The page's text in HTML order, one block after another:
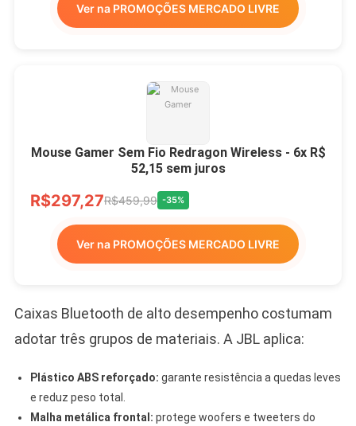
Ver na PROMOÇÕES MERCADO LIVRE
Mouse Gamer Sem Fio Redragon Wireless - 6x R$
52,15 sem juros
R$297,27R$459,99 -35%
Ver na PROMOÇÕES MERCADO LIVRE
Caixas Bluetooth de alto desempenho costumam
adotar três grupos de materiais. A JBL aplica:
Plástico ABS reforçado: garante resistência a quedas leves
e reduz peso total.
Malha metálica frontal: protege woofers e tweeters do